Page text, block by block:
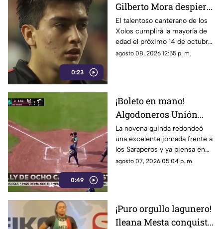
0:23
Gilberto Mora despierta
fuerte interés del PSG
de Francia
El talentoso canterano de los
Xolos cumplirá la mayoría de
edad el próximo 14 de octubre,
fecha en la que podría
agosto 08, 2026 12:55 p. m.
0:49
¡Boleto en mano!
Algodoneros Unión
Laguna amarra su pase
directo a los playoffs
La novena guinda redondeó
una excelente jornada frente a
los Saraperos y ya piensa en
los emocionantes duelos de la
agosto 07, 2026 05:04 p. m.
¡Puro orgullo lagunero!
Ileana Mesta conquista